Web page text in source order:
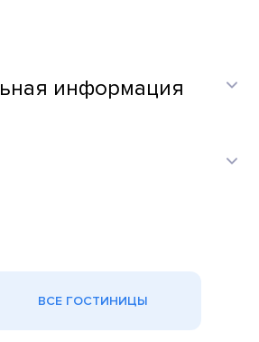
информация
ВСЕ ГОСТИНИЦЫ